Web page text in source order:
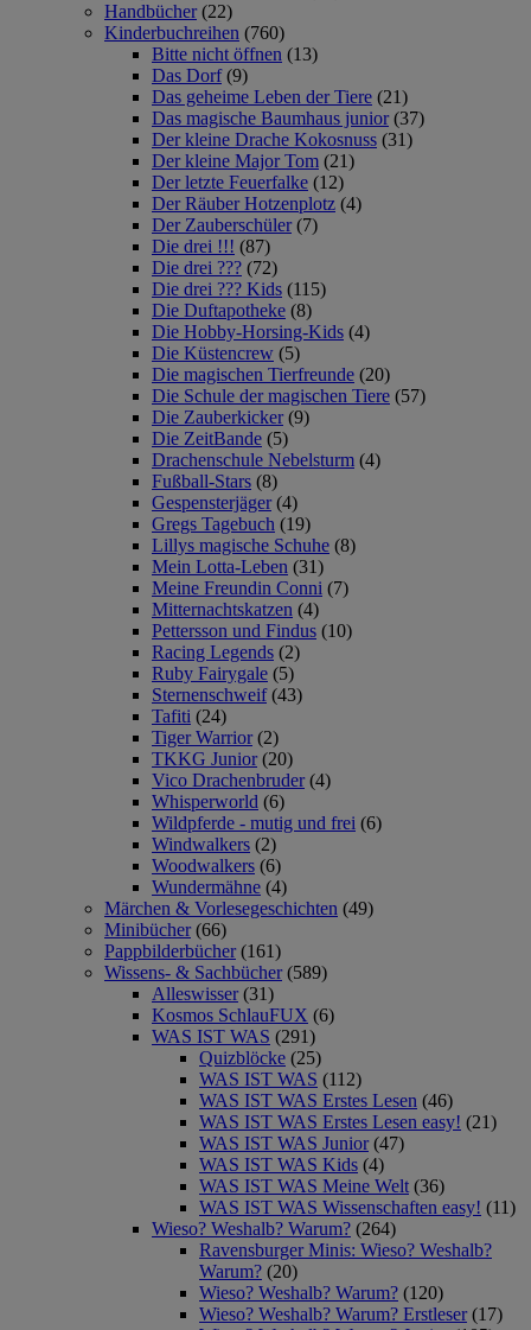
Handbücher (22)
Kinderbuchreihen (760)
Bitte nicht öffnen (13)
Das Dorf (9)
Das geheime Leben der Tiere (21)
Das magische Baumhaus junior (37)
Der kleine Drache Kokosnuss (31)
Der kleine Major Tom (21)
Der letzte Feuerfalke (12)
Der Räuber Hotzenplotz (4)
Der Zauberschüler (7)
Die drei !!! (87)
Die drei ??? (72)
Die drei ??? Kids (115)
Die Duftapotheke (8)
Die Hobby-Horsing-Kids (4)
Die Küstencrew (5)
Die magischen Tierfreunde (20)
Die Schule der magischen Tiere (57)
Die Zauberkicker (9)
Die ZeitBande (5)
Drachenschule Nebelsturm (4)
Fußball-Stars (8)
Gespensterjäger (4)
Gregs Tagebuch (19)
Lillys magische Schuhe (8)
Mein Lotta-Leben (31)
Meine Freundin Conni (7)
Mitternachtskatzen (4)
Pettersson und Findus (10)
Racing Legends (2)
Ruby Fairygale (5)
Sternenschweif (43)
Tafiti (24)
Tiger Warrior (2)
TKKG Junior (20)
Vico Drachenbruder (4)
Whisperworld (6)
Wildpferde - mutig und frei (6)
Windwalkers (2)
Woodwalkers (6)
Wundermähne (4)
Märchen & Vorlesegeschichten (49)
Minibücher (66)
Pappbilderbücher (161)
Wissens- & Sachbücher (589)
Alleswisser (31)
Kosmos SchlauFUX (6)
WAS IST WAS (291)
Quizblöcke (25)
WAS IST WAS (112)
WAS IST WAS Erstes Lesen (46)
WAS IST WAS Erstes Lesen easy! (21)
WAS IST WAS Junior (47)
WAS IST WAS Kids (4)
WAS IST WAS Meine Welt (36)
WAS IST WAS Wissenschaften easy! (11)
Wieso? Weshalb? Warum? (264)
Ravensburger Minis: Wieso? Weshalb?
Warum? (20)
Wieso? Weshalb? Warum? (120)
Wieso? Weshalb? Warum? Erstleser (17)